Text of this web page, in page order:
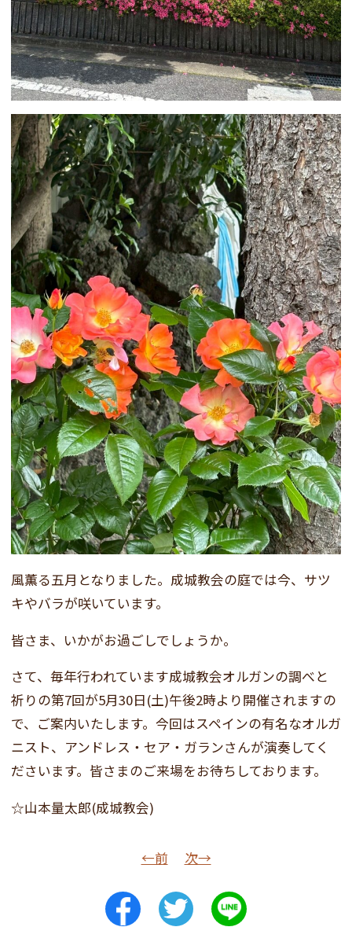
風薫る五月となりました。成城教会の庭では今、サツ
キやバラが咲いています。
皆さま、いかがお過ごしでしょうか。
さて、毎年行われています成城教会オルガンの調べと
祈りの第7回が5月30日(土)午後2時より開催されますの
で、ご案内いたします。今回はスペインの有名なオルガ
ニスト、アンドレス・セア・ガランさんが演奏してく
ださいます。皆さまのご来場をお待ちしております。
☆山本量太郎(成城教会)
←前 次→